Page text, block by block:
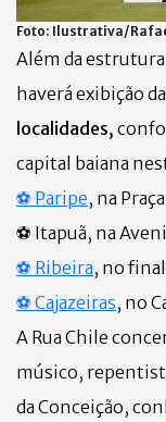
Foto: Ilustrativa/
Além da
haverá exibição
localidades,
capital baiana
⚽ Paripe, na
⚽ Itapuã, na
⚽ Ribeira, no
⚽ Cajazeiras, no
A Rua Chile
músico,
da Conceição,